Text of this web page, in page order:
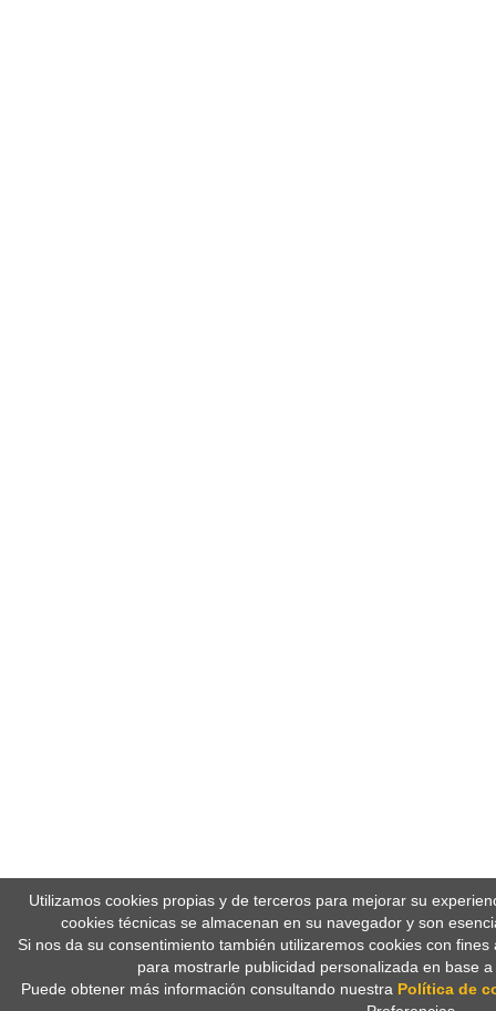
Utilizamos cookies propias y de terceros para mejorar su
cookies técnicas se almacenan en su navegador y son
Si nos da su consentimiento también utilizaremos cookies con
para mostrarle publicidad personalizada en base
Puede obtener más información consultando nuestra Política de